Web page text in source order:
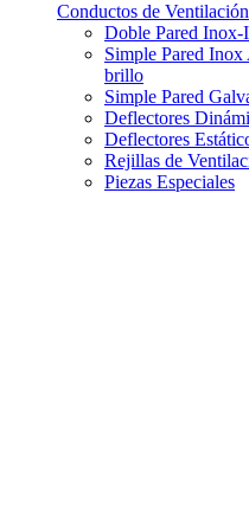
Conductos de Ventilación
Doble Pared
Simple Pared
brillo
Simple Pared
Deflectores
Deflectores
Rejillas de
Piezas Especiales